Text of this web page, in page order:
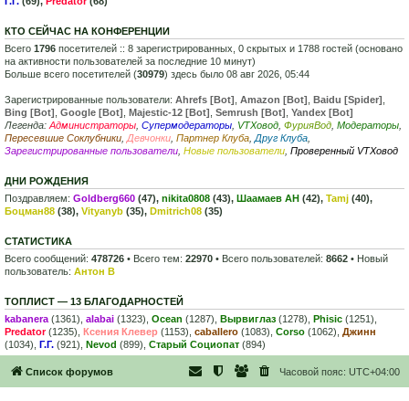
КТО СЕЙЧАС НА КОНФЕРЕНЦИИ
Всего 1796 посетителей :: 8 зарегистрированных, 0 скрытых и 1788 гостей (основано
на активности пользователей за последние 10 минут)
Больше всего посетителей (30979) здесь было 08 авг 2026, 05:44
Зарегистрированные пользователи: Ahrefs [Bot] Amazon [Bot] Baidu [Spider]
Bing [Bot] Google [Bot] Majestic-12 [Bot] Semrush [Bot] Yandex [Bot]
Легенда: Администраторы Супермодераторы VTXовод ФурияВод Модераторы
Пересевшие Соклубники Девчонки Партнер Клуба Друг Клуба
Зарегистрированные пользователи Новые пользователи Проверенный VTXовод
ДНИ РОЖДЕНИЯ
Поздравляем: Goldberg660 (47), nikita0808 (43), Шаамаев АН (42), Tamj (40),
Боцман88 (38), Vityanyb (35), Dmitrich08 (35)
СТАТИСТИКА
Всего сообщений: 478726 • Всего тем: 22970 • Всего пользователей: 8662 • Новый
пользователь: Антон В
ТОПЛИСТ — 13 БЛАГОДАРНОСТЕЙ
kabanera (1361), alabai (1323), Ocean (1287), Вырвиглаз (1278), Phisic (1251),
Predator(1235), Ксения Клевер (1153), caballero (1083), Corso (1062), Джинн
(1034), Г.Г. (921), Nevod (899), Старый Социопат (894)
Список форумов Часовой пояс: UTC+04:00